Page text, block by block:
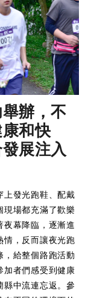
辦，不
和快
展注入
上發光跑鞋、配戴
場都充滿了歡樂
夜幕降臨，逐漸進
情，反而讓夜光跑
給整個路跑活動
加者們感受到健康
中流連忘返。參